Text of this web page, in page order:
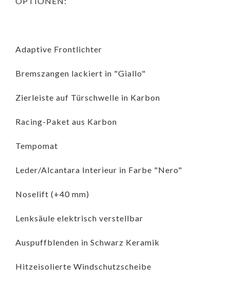
Adaptive Frontlichter
Bremszangen lackiert in "Giallo"
Zierleiste auf Türschwelle in Karbon
Racing-Paket aus Karbon
Tempomat
Leder/Alcantara Interieur in Farbe "Nero"
Noselift (+40 mm)
Lenksäule elektrisch verstellbar
Auspuffblenden in Schwarz Keramik
Hitzeisolierte Windschutzscheibe